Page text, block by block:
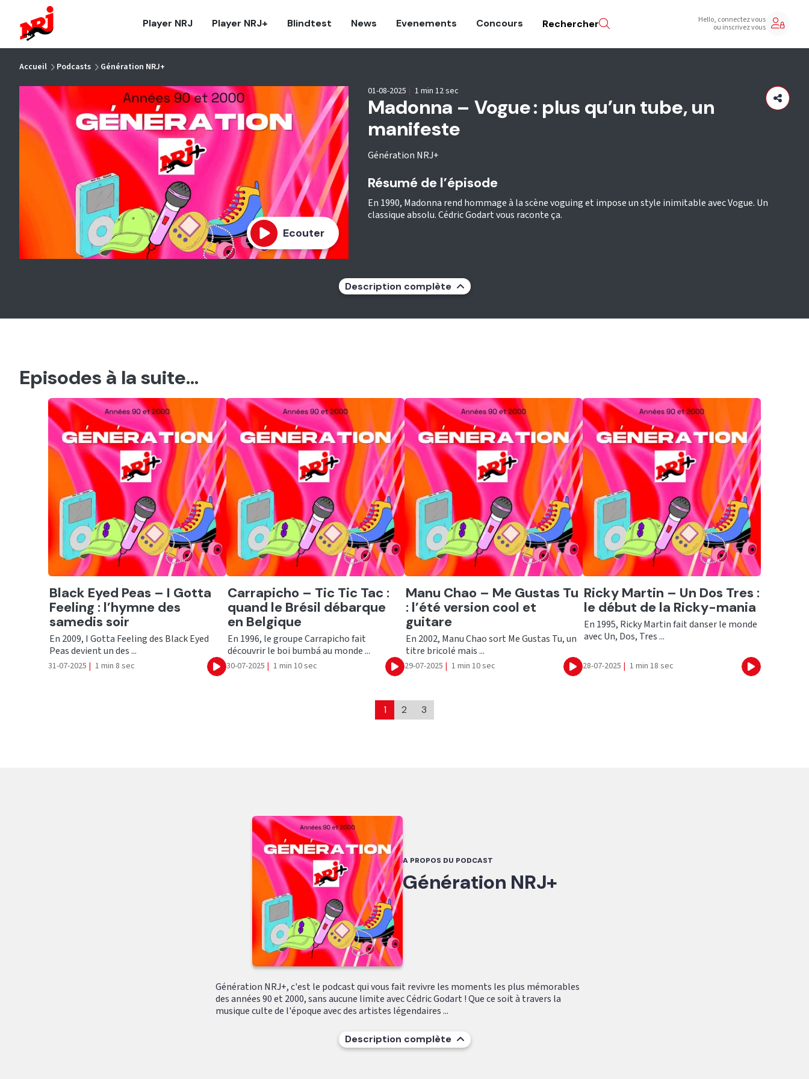
Player NRJ Player NRJ+ Blindtest News Evenements Concours Rechercher Hello, connectez vous
ou inscrivez vous
Accueil Podcasts Génération NRJ+
Ecouter
Madonna – Vogue : plus qu’un tube, un
manifeste
Génération NRJ+
01-08-2025 | 1 min 12 sec
Résumé de l’épisode
En 1990, Madonna rend hommage à la scène voguing et impose un style inimitable avec Vogue. Un
classique absolu. Cédric Godart vous raconte ça.
Description complète
Episodes à la suite...
Ecouter
Black Eyed Peas – I Gotta
Feeling : l’hymne des
samedis soir
En 2009, I Gotta Feeling des Black Eyed
Peas devient un des ...
31-07-2025 | 1 min 8 sec Ecouter
Ecouter
Carrapicho – Tic Tic Tac :
quand le Brésil débarque
en Belgique
En 1996, le groupe Carrapicho fait
découvrir le boi bumbá au monde ...
30-07-2025 | 1 min 10 sec Ecouter
Ecouter
Manu Chao – Me Gustas Tu
: l’été version cool et
guitare
En 2002, Manu Chao sort Me Gustas Tu, un
titre bricolé mais ...
29-07-2025 | 1 min 10 sec Ecouter
Ecouter
Ricky Martin – Un Dos Tres :
le début de la Ricky-mania
En 1995, Ricky Martin fait danser le monde
avec Un, Dos, Tres ...
28-07-2025 | 1 min 18 sec Ecouter
1 2 3
A PROPOS DU PODCAST
Génération NRJ+
Génération NRJ+, c'est le podcast qui vous fait revivre les moments les plus mémorables
des années 90 et 2000, sans aucune limite avec Cédric Godart ! Que ce soit à travers la
musique culte de l'époque avec des artistes légendaires ...
Description complète